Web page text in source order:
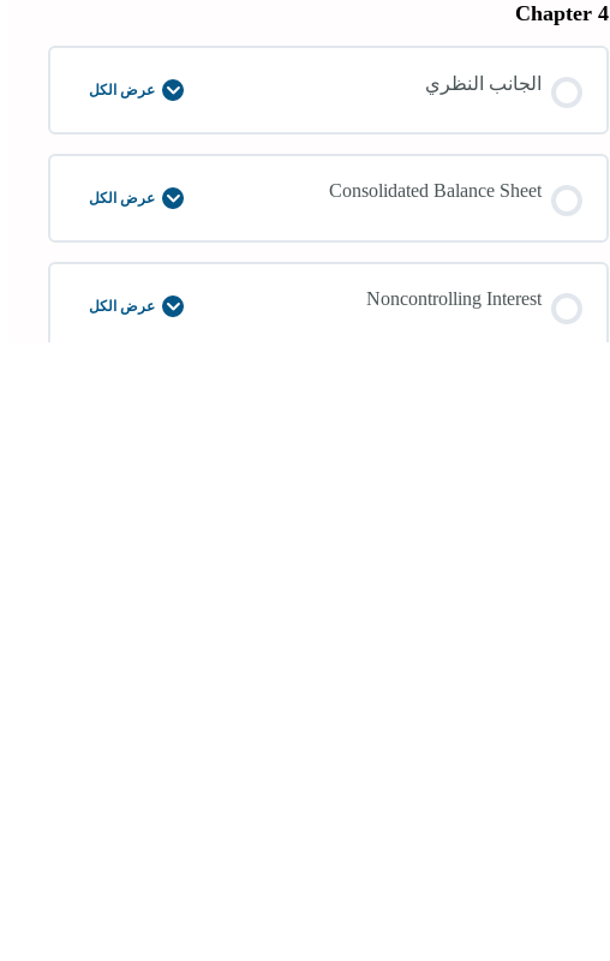
Chapter 4
الجانب النظري عرض الكل
الجانب
Consolidated Balance Sheet عرض الكل
Consolidated
Sheet
Noncontrolling Interest عرض الكل
Noncontrolling